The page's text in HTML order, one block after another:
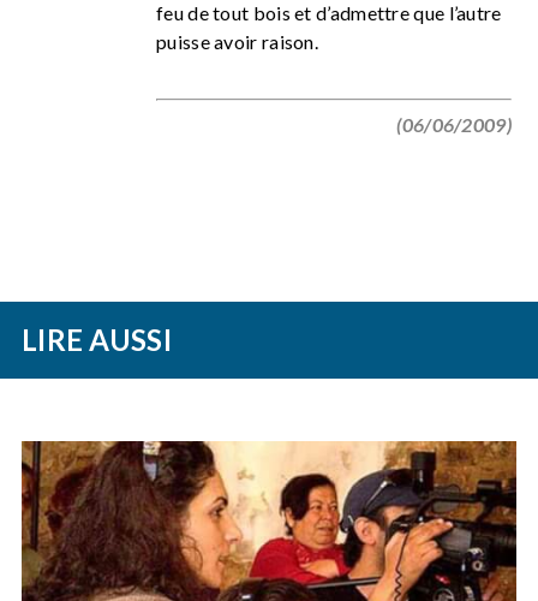
feu de tout bois et d’admettre que l’autre
puisse avoir raison.
(06/06/2009)
LIRE AUSSI